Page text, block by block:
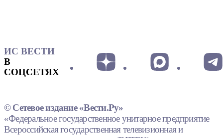
ИС ВЕСТИ
В
СОЦСЕТЯХ
© Сетевое издание «Вести.Ру»
«Федеральное государственное унитарное предприятие
Всероссийская государственная телевизионная и